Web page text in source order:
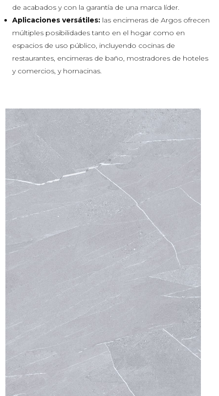
de acabados y con la garantía de una marca líder.
Aplicaciones versátiles: las encimeras de Argos ofrecen
múltiples posibilidades tanto en el hogar como en
espacios de uso público, incluyendo cocinas de
restaurantes, encimeras de baño, mostradores de hoteles
y comercios, y hornacinas.